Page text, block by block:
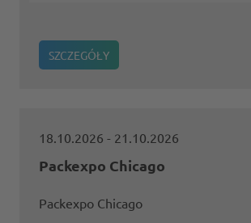
SZCZEGÓŁY
18.10.2026 - 21.10.2026
Packexpo Chicago
Packexpo Chicago